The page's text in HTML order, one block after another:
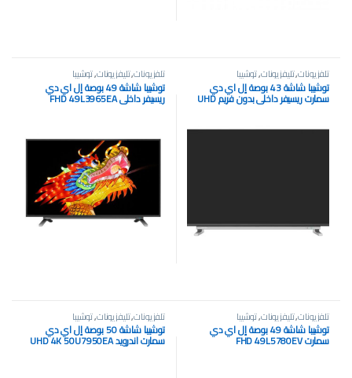
تلفزيونات,تليفزيونات,توشيبا
توشيبا شاشة 43 بوصة إل اي دي
سمارت ريسيفر داخلي بدون فريم UHD
4K 43U5965EE
تلفزيونات,تليفزيونات,توشيبا
توشيبا شاشة 49 بوصة إل اي دي
ريسيفر داخلي FHD 49L3965EA
تلفزيونات,تليفزيونات,توشيبا
توشيبا شاشة 49 بوصة إل اي دي
سمارت FHD 49L5780EV
تلفزيونات,تليفزيونات,توشيبا
توشيبا شاشة 50 بوصة إل اي دي
سمارت اندرويد UHD 4K 50U7950EA